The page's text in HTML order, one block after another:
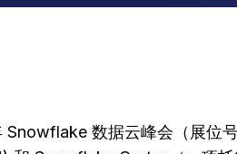
数据云峰会（展位